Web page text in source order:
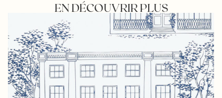
EN DÉCOUVRIR PLUS